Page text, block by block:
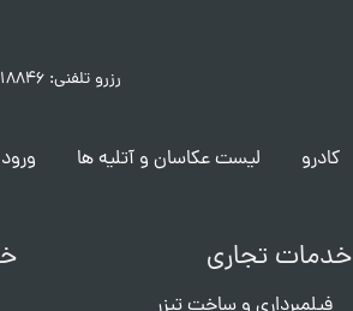
رزرو تلفنی: ۰۹۹۲۷۰۱۸۸۴۶
کادرو لیست عکاسان و آتلیه ها
خدمات تجاری